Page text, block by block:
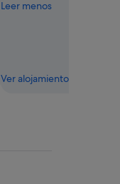
Leer menos
Ver alojamientos